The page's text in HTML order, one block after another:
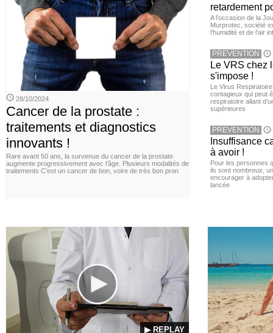
28/10/2024
Cancer de la prostate :
traitements et diagnostics
innovants !
Rare avant 50 ans, la survenue du cancer de la prostate
augmente progressivement avec l’âge. Plusieurs modalités de
traitements C’est un cancer de bon, voire de très bon pron
retardement
A l’occasion de la
Murprotec, société
l’humidité et de l’air
PREVENTION
Le VRS chez
s'impose !
Le Virus
contagieux qui peut
respiratoire allant
supérieures
PREVENTION
Insuffisance
à avoir !
Pour les personnes
ils sont nombreux,
encourager à
lancée
▶ REPLAY